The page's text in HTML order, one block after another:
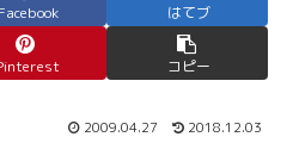
Facebook はてブ
コピー
2009.04.27 2018.12.03